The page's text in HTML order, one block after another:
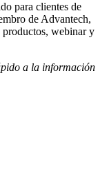
para clientes de
de Advantech,
productos, webinar y
a la información